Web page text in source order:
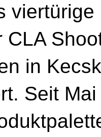
CLA
in
Seit